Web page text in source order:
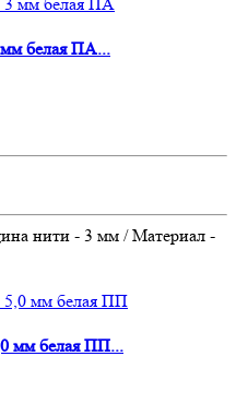
мм белая ПА...
нити - 3 мм / Материал -
мм белая ПП...